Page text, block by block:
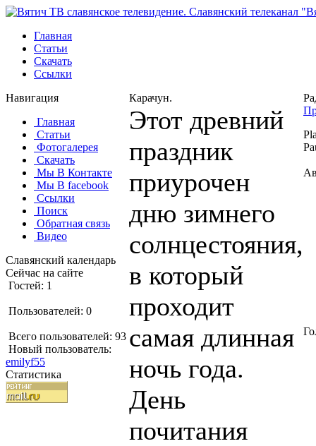
Главная
Статьи
Скачать
Ссылки
Навигация
Главная
Статьи
Фотогалерея
Скачать
Мы В Контакте
Мы В facebook
Ссылки
Поиск
Обратная связь
Видео
Славянский календарь
Сейчас на сайте
Гостей: 1
Пользователей: 0
Всего пользователей: 93
Новый пользователь:
emilyf55
Статистика
Карачун.
Этот древний
праздник
приурочен
дню зимнего
солнцестояния,
в который
проходит
самая длинная
ночь года.
День
почитания